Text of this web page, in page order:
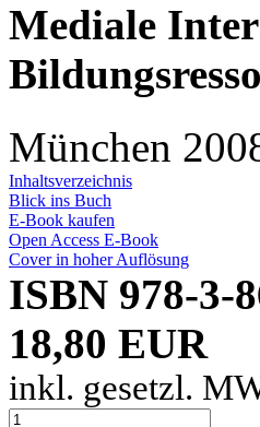
Mediale
München
Inhaltsverzeichnis
Blick ins Buch
E-Book kaufen
Open Access E-Book
Cover in hoher Auflösung
ISBN 978-3-
18,80 EUR
inkl. gesetzl.